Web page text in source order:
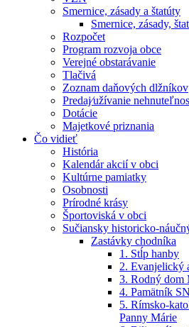
Smernice, zásady a štatúty
Smernice, zásady,
Rozpočet
Program rozvoja obce
Verejné obstarávanie
Tlačivá
Zoznam daňových dlžníkov
Predaj⁄užívanie
Dotácie
Majetkové priznania
Čo vidieť
História
Kalendár akcií v obci
Kultúrne pamiatky
Osobnosti
Prírodné krásy
Športoviská v obci
Sučiansky historicko-
Zastávky chodníka
1. Stĺp hanby
2. Evanjelický
3. Rodný dom
4. Pamätník
5. Rímsko-
Panny Márie